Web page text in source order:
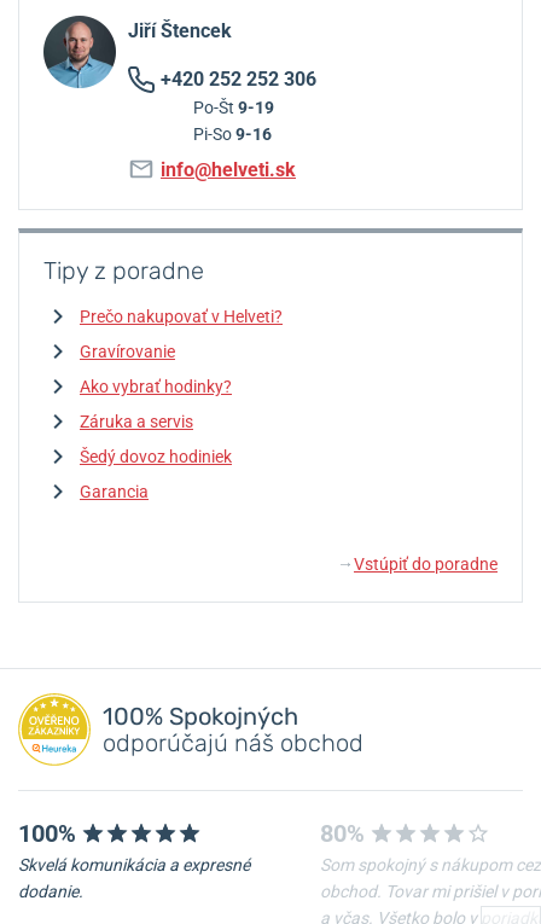
Jiří Štencek
+420 252 252 306
Po-Št 9-19
Pi-So9-16
info@helveti.sk
Tipy z poradne
Prečo nakupovať v Helveti?
Gravírovanie
Ako vybrať hodinky?
Záruka a servis
Šedý dovoz hodiniek
Garancia
↓ Vstúpiť do poradne
100% Spokojných
odporúčajú náš obchod
100%
Skvelá komunikácia a expresné
dodanie.
80%
Som spokojný s nákupom cez
obchod. Tovar mi prišiel v
a včas. Všetko bolo v